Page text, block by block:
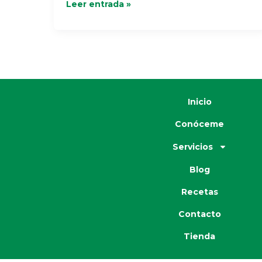
Pollo
Leer entrada »
Inicio
Conóceme
Servicios
Blog
Recetas
Contacto
Tienda